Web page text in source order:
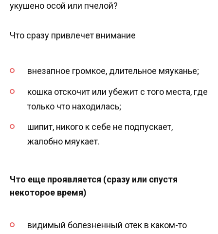
укушено осой или пчелой?
Что сразу привлечет внимание
внезапное громкое, длительное мяуканье;
кошка отскочит или убежит с того места, где
только что находилась;
шипит, никого к себе не подпускает,
жалобно мяукает.
Что еще проявляется (сразу или спустя
некоторое время)
видимый болезненный отек в каком-то